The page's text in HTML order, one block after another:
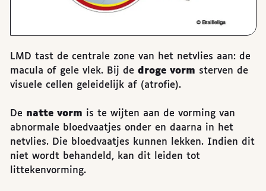
LMD tast de centrale zone van het netvlies aan: de
macula of gele vlek. Bij de droge vorm sterven de
visuele cellen geleidelijk af (atrofie).
De natte vorm is te wijten aan de vorming van
abnormale bloedvaatjes onder en daarna in het
netvlies. Die bloedvaatjes kunnen lekken. Indien dit
niet wordt behandeld, kan dit leiden tot
littekenvorming.